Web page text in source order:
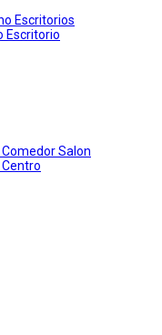
Escritorios
Escritorio
Salon